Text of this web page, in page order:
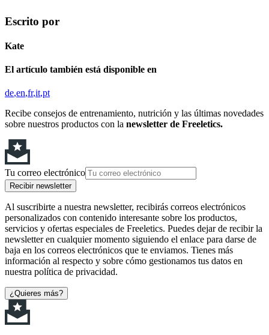
Escrito por
Kate
El artículo también está disponible en
de en fr it pt
Recibe consejos de entrenamiento, nutrición y las últimas novedades
sobre nuestros productos con la newsletter de Freeletics.
Tu correo electrónico
Recibir newsletter
Al suscribirte a nuestra newsletter, recibirás correos electrónicos
personalizados con contenido interesante sobre los productos,
servicios y ofertas especiales de Freeletics. Puedes dejar de recibir la
newsletter en cualquier momento siguiendo el enlace para darse de
baja en los correos electrónicos que te enviamos. Tienes más
información al respecto y sobre cómo gestionamos tus datos en
nuestra política de privacidad.
¿Quieres más?